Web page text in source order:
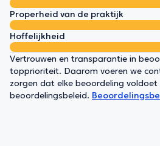
Properheid van de praktijk
Hoffelijkheid
Vertrouwen en transparantie in
topprioriteit. Daarom voeren we
zorgen dat elke beoordeling voldoet
beoordelingsbeleid.